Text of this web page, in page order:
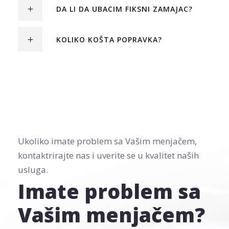
DA LI DA UBACIM FIKSNI ZAMAJAC?
KOLIKO KOŠTA POPRAVKA?
Ukoliko imate problem sa Vašim menjačem,
kontaktrirajte nas i uverite se u kvalitet naših
usluga.
Imate problem sa
Vašim menjačem?